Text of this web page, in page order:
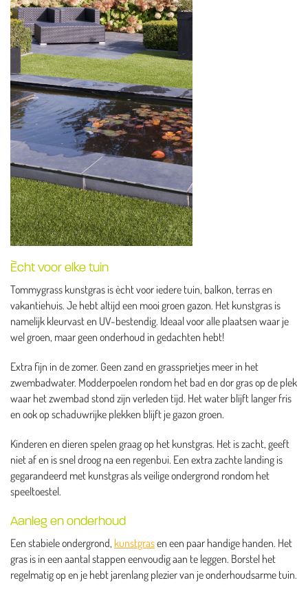
Ècht voor elke tuin
Tommygrass kunstgras is ècht voor iedere tuin, balkon, terras en
vakantiehuis. Je hebt altijd een mooi groen gazon. Het kunstgras is
namelijk kleurvast en UV-bestendig. Ideaal voor alle plaatsen waar je
wel groen, maar geen onderhoud in gedachten hebt!
Extra fijn in de zomer. Geen zand en grassprietjes meer in het
zwembadwater. Modderpoelen rondom het bad en dor gras op de plek
waar het zwembad stond zijn verleden tijd. Het water blijft langer fris
en ook op schaduwrijke plekken blijft je gazon groen.
Kinderen en dieren spelen graag op het kunstgras. Het is zacht, geeft
niet af en is snel droog na een regenbui. Een extra zachte landing is
gegarandeerd met kunstgras als veilige ondergrond rondom het
speeltoestel.
Aanleg en onderhoud
Een stabiele ondergrond, kunstgrasen een paar handige handen. Het
gras is in een aantal stappen eenvoudig aan te leggen. Borstel het
regelmatig op en je hebt jarenlang plezier van je onderhoudsarme tuin.